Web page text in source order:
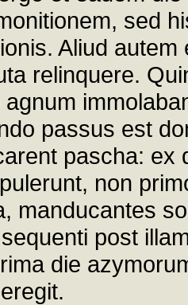
sed
Aliud
relinquere.
passus est
pascha:
non
manducantes
post
die